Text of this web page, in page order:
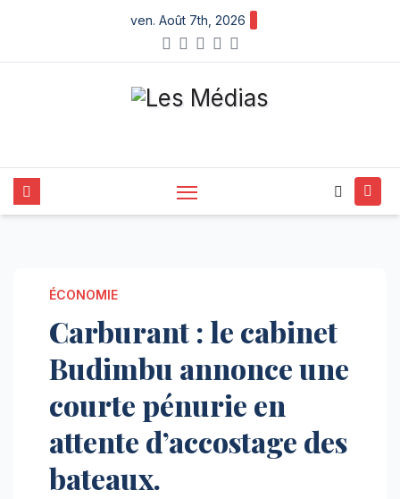
content
ven. Août 7th, 2026
ÉCONOMIE
Carburant : le cabinet
Budimbu annonce une
courte pénurie en
attente d’accostage des
bateaux.